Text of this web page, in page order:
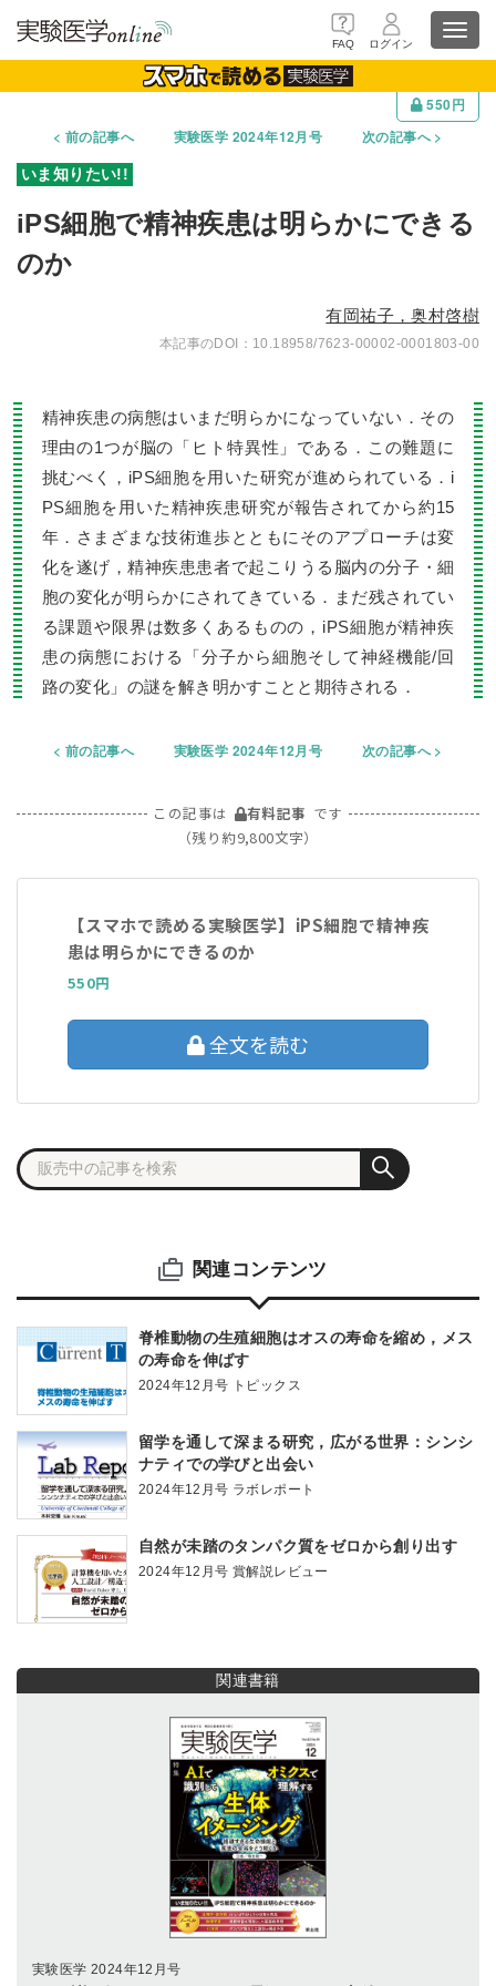
FAQ ログイン
550円
前の記事へ
実験医学 2024年12月号 次の記事へ
iPS細胞で精神疾患は明らかにできる
のか
有岡祐子，奥村啓樹
10.18958/7623-00002-0001803-00
精神疾患の病態はいまだ明らかになっていない．その
理由の1つが脳の「ヒト特異性」である．この難題に
挑むべく，iPS細胞を用いた研究が進められている．i
PS細胞を用いた精神疾患研究が報告されてから約15
年．さまざまな技術進歩とともにそのアプローチは変
化を遂げ，精神疾患患者で起こりうる脳内の分子・細
胞の変化が明らかにされてきている．まだ残されてい
る課題や限界は数多くあるものの，iPS細胞が精神疾
患の病態における「分子から細胞そして神経機能/回
路の変化」の謎を解き明かすことと期待される．
前の記事へ 実験医学 2024年12月号 次の記事へ
この記事は 有料記事 です
（残り約9,800文字）
【スマホで読める実験医学】iPS細胞で精神疾
患は明らかにできるのか
550円
全文を読む
関連コンテンツ
脊椎動物の生殖細胞はオスの寿命を縮め，メス
の寿命を伸ばす
2024年12月号 トピックス
留学を通して深まる研究，広がる世界：シンシ
ナティでの学びと出会い
2024年12月号 ラボレポート
自然が未踏のタンパク質をゼロから創り出す
2024年12月号 賞解説レビュー
関連書籍
実験医学 2024年12月号